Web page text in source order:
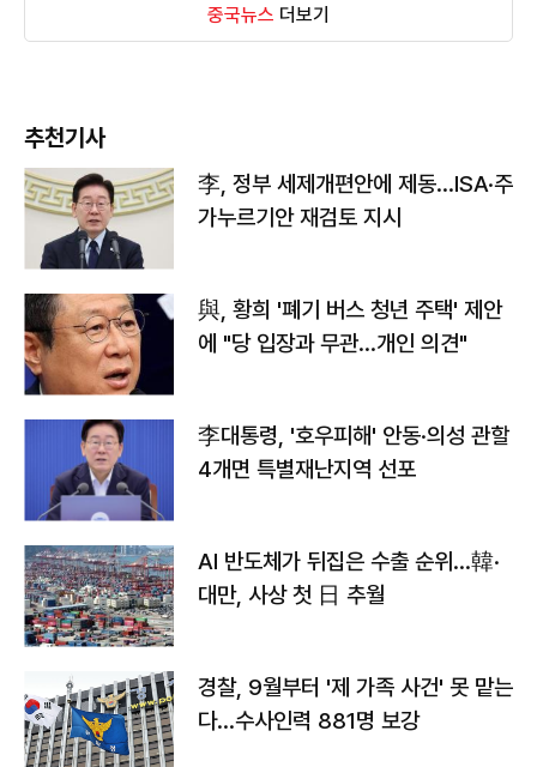
중국뉴스 더보기
추천기사
李, 정부 세제개편안에 제동…ISA·주
가누르기안 재검토 지시
與, 황희 '폐기 버스 청년 주택' 제안
에 "당 입장과 무관…개인 의견"
李대통령, '호우피해' 안동·의성 관할
4개면 특별재난지역 선포
AI 반도체가 뒤집은 수출 순위…韓·
대만, 사상 첫 日 추월
경찰, 9월부터 '제 가족 사건' 못 맡는
다…수사인력 881명 보강